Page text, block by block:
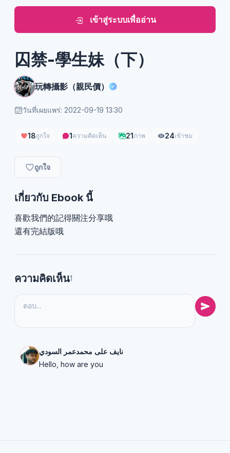
เข้าสู่ระบบเพื่ออ่าน
囚禁-學生妹（下）
玩轉攝影（親民價）
วันที่เผยแพร่: 2022-09-19 13:30
18ถูกใจ 1ความคิดเห็น 21ภาพ 24เข้าชม
ถูกใจ
เกี่ยวกับ Ebook นี้
喜歡我們的記得關注分享哦
還有完結版哦
ความคิดเห็น1
نايف على محمدعمر السودي
Hello, how are you